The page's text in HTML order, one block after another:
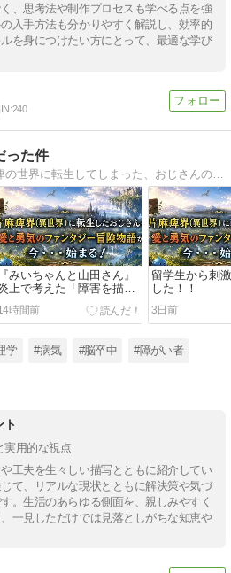
、思考法や制作プロセスも学べる点を強
入手方法も分かりやすく解説し、効率的
を身につけたい方にとって、最適な学び
240
った件
ひょんなことから片麻痺の世界に転生してしまった、おじさんの愛と勇気の奮闘記です！
『みいちゃんと山田さん』
上で考えた「障害を描
く」ということ
時間前
留学生から刺
した！！
3日前
学 #病気 #脳卒中 #障がい者
ト
実用的な視点
工夫を生々しい描写とともに紹介してい
て、リアルな現状とともに解決策や気づ
。生活のあらゆる側面を、親しみやすく
一見しただけでは見落としがちな知恵や